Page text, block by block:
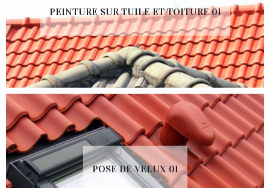
PEINTURE SUR TUILE ET TOITURE 01
POSE DE VELUX 01